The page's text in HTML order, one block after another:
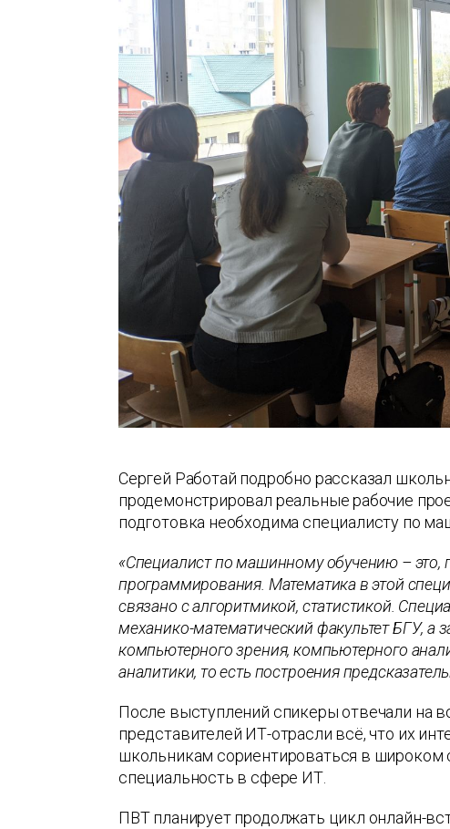
Сергей Работай подробно рассказал
продемонстрировал реальные рабочие
подготовка необходима специалисту по
«Специалист по машинному обучению – это,
программирования. Математика в этой
связано с алгоритмикой, статистикой.
механико-математический факультет БГУ, а
компьютерного зрения, компьютерного
аналитики, то есть построения
После выступлений спикеры отвечали на
представителей ИТ-отрасли всё, что их
школьникам сориентироваться в
специальность в сфере ИТ.
ПВТ планирует продолжать цикл онлайн-